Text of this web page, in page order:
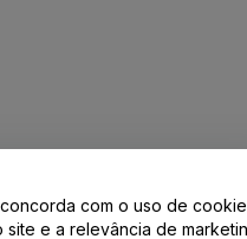
com o uso de
e a relevância de